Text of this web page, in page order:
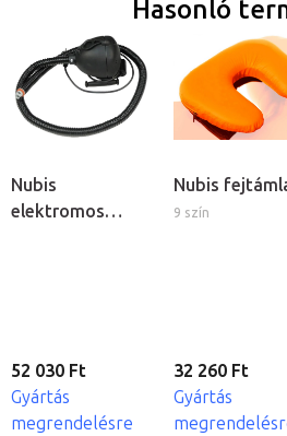
Hasonló
Nubis
elektromos
52 030 Ft
Gyártás
megrendelésre
Nubis
9 szín
32 260 Ft
Gyártás